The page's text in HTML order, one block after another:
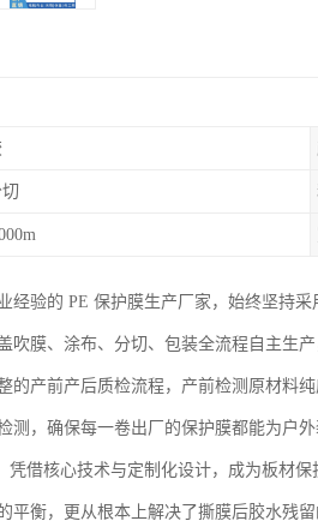
经验的 PE 保护膜生产厂家，始终坚持
吹膜、涂布、分切、包装全流程自主生
的产前产后质检流程，产前检测原材料
测，确保每一卷出厂的保护膜都能为户外
凭借核心技术与定制化设计，成为板材
平衡，更从根本上解决了撕膜后胶水残